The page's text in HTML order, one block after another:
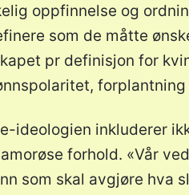
oppfinnelse og
som de måtte
pr definisjon for
ideologien inkluderer
forhold. «Vår
som skal avgjøre hva